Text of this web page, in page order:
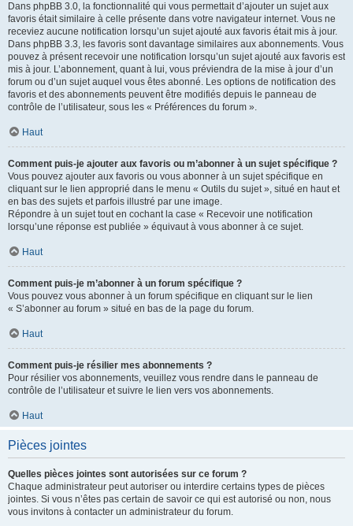
Dans phpBB 3.0, la fonctionnalité qui vous permettait d’ajouter un sujet aux
favoris était similaire à celle présente dans votre navigateur internet. Vous ne
receviez aucune notification lorsqu’un sujet ajouté aux favoris était mis à jour.
Dans phpBB 3.3, les favoris sont davantage similaires aux abonnements. Vous
pouvez à présent recevoir une notification lorsqu’un sujet ajouté aux favoris est
mis à jour. L’abonnement, quant à lui, vous préviendra de la mise à jour d’un
forum ou d’un sujet auquel vous êtes abonné. Les options de notification des
favoris et des abonnements peuvent être modifiés depuis le panneau de
contrôle de l’utilisateur, sous les « Préférences du forum ».
Haut
Comment puis-je ajouter aux favoris ou m’abonner à un sujet spécifique ?
Vous pouvez ajouter aux favoris ou vous abonner à un sujet spécifique en
cliquant sur le lien approprié dans le menu « Outils du sujet », situé en haut et
en bas des sujets et parfois illustré par une image.
Répondre à un sujet tout en cochant la case « Recevoir une notification
lorsqu’une réponse est publiée » équivaut à vous abonner à ce sujet.
Haut
Comment puis-je m’abonner à un forum spécifique ?
Vous pouvez vous abonner à un forum spécifique en cliquant sur le lien
« S’abonner au forum » situé en bas de la page du forum.
Haut
Comment puis-je résilier mes abonnements ?
Pour résilier vos abonnements, veuillez vous rendre dans le panneau de
contrôle de l’utilisateur et suivre le lien vers vos abonnements.
Haut
Pièces jointes
Quelles pièces jointes sont autorisées sur ce forum ?
Chaque administrateur peut autoriser ou interdire certains types de pièces
jointes. Si vous n’êtes pas certain de savoir ce qui est autorisé ou non, nous
vous invitons à contacter un administrateur du forum.